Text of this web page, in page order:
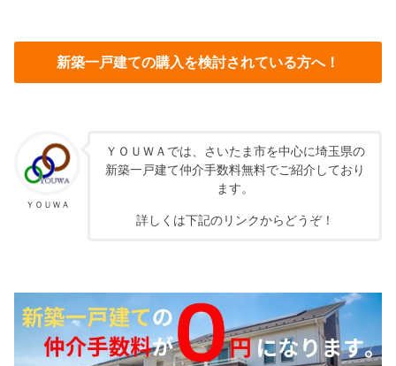
新築一戸建ての購入を検討されている方へ！
ＹＯＵＷＡ
ＹＯＵＷＡでは、さいたま市を中心に埼玉県の
新築一戸建て仲介手数料無料でご紹介しており
ます。
詳しくは下記のリンクからどうぞ！